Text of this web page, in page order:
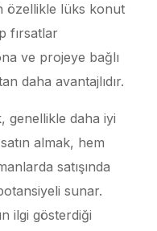
özellikle lüks konut
fırsatlar
ve projeye bağlı
daha avantajlıdır.
genellikle daha iyi
almak, hem
satışında
sunar.
ilgi gösterdiği